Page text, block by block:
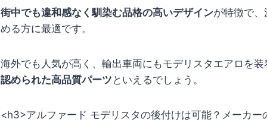
街中でも違和感なく馴染む品格の高いデザインが特徴で
める方に最適です。
海外でも人気が高く、輸出車両にもモデリスタエアロを装
認められた高品質パーツ といえるでしょう。
<h3>アルファード モデリスタの後付けは可能？メーカ